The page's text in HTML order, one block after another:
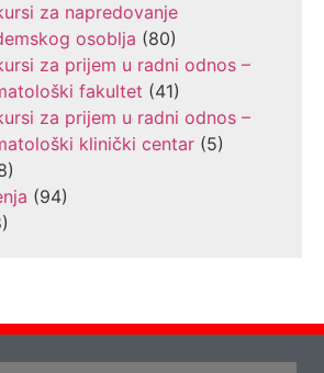
za napredovanje
osoblja (80)
za prijem u radni odnos –
fakultet (41)
za prijem u radni odnos –
klinički centar (5)
(94)